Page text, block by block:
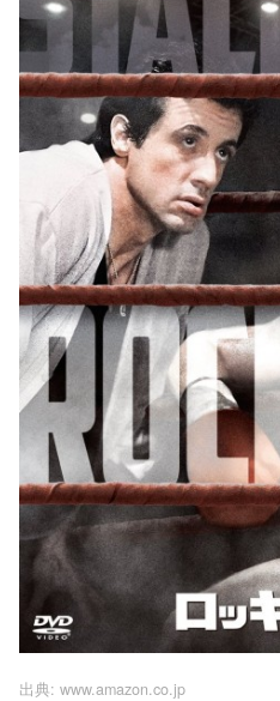
出典: www.amazon.co.jp